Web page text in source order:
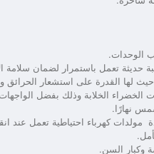
الوحدات.
حديثة تعمل باستمرار لضمان سلامة
لها القدرة على استشعار الحرائق
الخلابة وذلك بفضل
نهارًا.
مولدات كهرباء احتياطية تعمل عند
وكبار السن.